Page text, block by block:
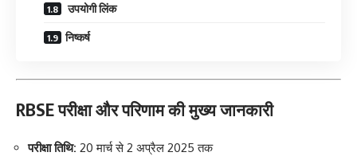
उपयोगी लिंक
निष्कर्ष
RBSE परीक्षा और परिणाम की मुख्य जानकारी
परीक्षा तिथि: 20 मार्च से 2 अप्रैल 2025 तक